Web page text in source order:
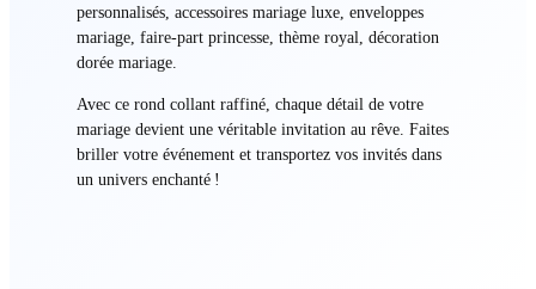
personnalisés, accessoires mariage luxe, enveloppes
mariage, faire-part princesse, thème royal, décoration
dorée mariage.
Avec ce rond collant raffiné, chaque détail de votre
mariage devient une véritable invitation au rêve. Faites
briller votre événement et transportez vos invités dans
un univers enchanté !